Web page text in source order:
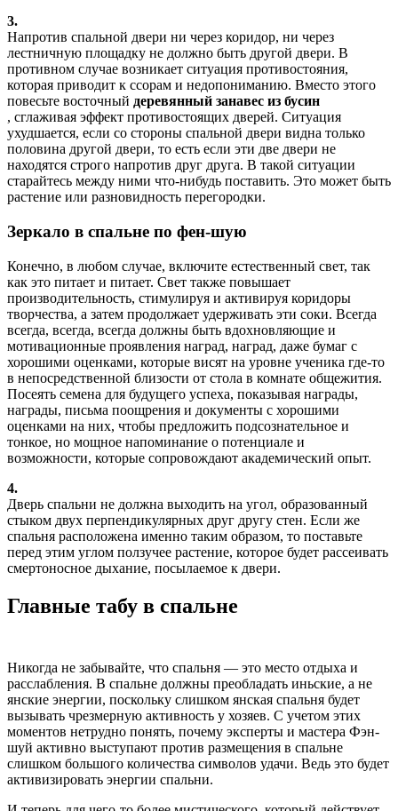
3.
Напротив спальной двери ни через коридор, ни через
лестничную площадку не должно быть другой двери. В
противном случае возникает ситуация противостояния,
которая приводит к ссорам и недопониманию. Вместо этого
повесьте восточный деревянный занавес из бусин
, сглаживая эффект противостоящих дверей. Ситуация
ухудшается, если со стороны спальной двери видна только
половина другой двери, то есть если эти две двери не
находятся строго напротив друг друга. В такой ситуации
старайтесь между ними что-нибудь поставить. Это может быть
растение или разновидность перегородки.
Зеркало в спальне по фен-шую
Конечно, в любом случае, включите естественный свет, так
как это питает и питает. Свет также повышает
производительность, стимулируя и активируя коридоры
творчества, а затем продолжает удерживать эти соки. Всегда
всегда, всегда, всегда должны быть вдохновляющие и
мотивационные проявления наград, наград, даже бумаг с
хорошими оценками, которые висят на уровне ученика где-то
в непосредственной близости от стола в комнате общежития.
Посеять семена для будущего успеха, показывая награды,
награды, письма поощрения и документы с хорошими
оценками на них, чтобы предложить подсознательное и
тонкое, но мощное напоминание о потенциале и
возможности, которые сопровождают академический опыт.
4.
Дверь спальни не должна выходить на угол, образованный
стыком двух перпендикулярных друг другу стен. Если же
спальня расположена именно таким образом, то поставьте
перед этим углом ползучее растение, которое будет рассеивать
смертоносное дыхание, посылаемое к двери.
Главные табу в спальне
Никогда не забывайте, что спальня — это место отдыха и
расслабления. В спальне должны преобладать иньские, а не
янские энергии, поскольку слишком янская спальня будет
вызывать чрезмерную активность у хозяев. С учетом этих
моментов нетрудно понять, почему эксперты и мастера Фэн-
шуй активно выступают против размещения в спальне
слишком большого количества символов удачи. Ведь это будет
активизировать энергии спальни.